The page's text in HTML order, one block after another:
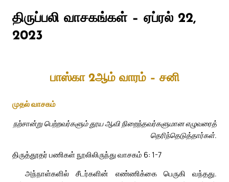
திருப்பலி வாசகங்கள் – ஏப்ரல் 22,
2023
பாஸ்கா 2ஆம் வாரம் – சனி
முதல் வாசகம்
நற்சான்று பெற்றவர்களும் தூய ஆவி நிறைந்தவர்களுமான எழுவரைத்
தெரிந்தெடுத்தார்கள்.
திருத்தூதர் பணிகள் நூலிலிருந்து வாசகம் 6: 1-7
அந்நாள்களில் சீடர்களின் எண்ணிக்கை பெருகி வந்தது.